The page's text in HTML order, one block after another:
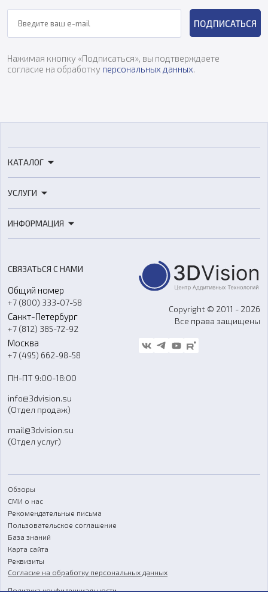
ПОДПИСАТЬСЯ
Нажимая кнопку «Подписаться», вы подтверждаете
согласие на обработку персональных данных
КАТАЛОГ
3D-сканеры
Расходные материалы
Оборудование и материалы для вакуумного литья
Аксессуары и прочее оборудование
Программное обеспечение
УСЛУГИ
3D-моделирование
Ремонт и услуги
ИНФОРМАЦИЯ
О компании
Контакты
Гос. закупки
Стать дилером
Блог
FAQ
СВЯЗАТЬСЯ С НАМИ
Общий номер
+7 (800) 333-07-58
Санкт-Петербург
+7 (812) 385-72-92
Москва
+7 (495) 662-98-58
ПН-ПТ 9:00-18:00
info@3dvision.su
(Отдел продаж)
mail@3dvision.su
(Отдел услуг)
Copyright © 2011 - 2026
Все права защищены
Обзоры
СМИ о нас
Рекомендательные письма
Пользовательское соглашение
База знаний
Карта сайта
Реквизиты
Согласие на обработку персональных данных
Политика конфиденциальности